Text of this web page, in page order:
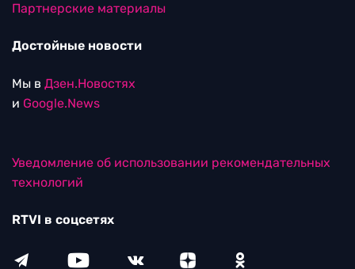
Партнерские материалы
Достойные новости
Мы в Дзен.Новостях
и Google.News
Уведомление об использовании рекомендательных
технологий
RTVI в соцсетях